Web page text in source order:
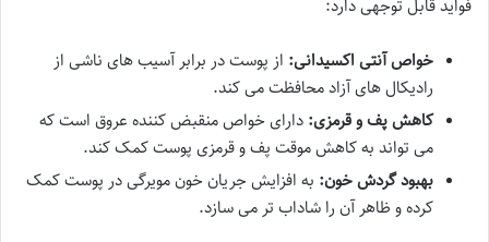
فواید قابل توجهی دارد:
خواص آنتی اکسیدانی: از پوست در برابر آسیب های ناشی از
رادیکال های آزاد محافظت می کند.
کاهش پف و قرمزی: دارای خواص منقبض کننده عروق است که
می تواند به کاهش موقت پف و قرمزی پوست کمک کند.
بهبود گردش خون: به افزایش جریان خون مویرگی در پوست کمک
کرده و ظاهر آن را شاداب تر می سازد.